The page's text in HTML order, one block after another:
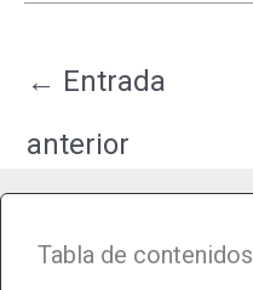
← Entrada
anterior
Tabla de contenidos